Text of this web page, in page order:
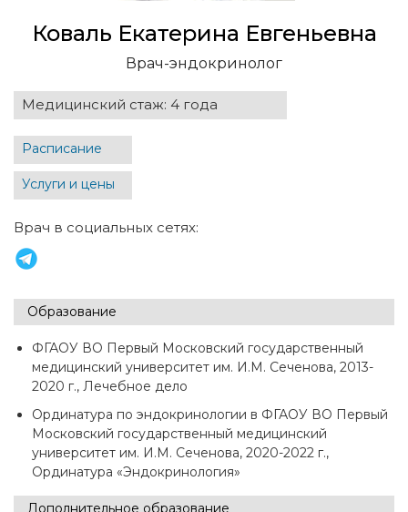
Коваль Екатерина Евгеньевна
Врач-эндокринолог
Медицинский стаж: 4 года
Расписание
Услуги и цены
Врач в социальных сетях:
Образование
ФГАОУ ВО Первый Московский государственный
медицинский университет им. И.М. Сеченова, 2013-
2020 г., Лечебное дело
Ординатура по эндокринологии в ФГАОУ ВО Первый
Московский государственный медицинский
университет им. И.М. Сеченова, 2020-2022 г.,
Ординатура «Эндокринология»
Дополнительное образование